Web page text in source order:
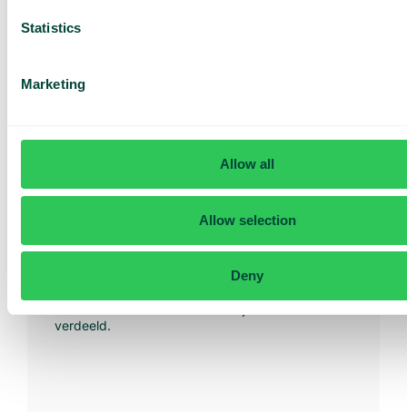
Statistics
Marketing
Allow all
Allow selection
Deny
Gespreksbeheer maakt uw communicatie
eenvoudiger en efficiënter, zelfs wanneer u
een gesprek in de wacht zetten, een gesprek van
soepele, ononderbroken communicatie.
verdeeld.